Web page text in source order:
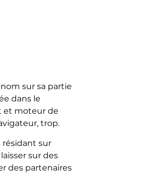
sur sa partie
dans le
et moteur de
trop.
résidant sur
sur des
des partenaires